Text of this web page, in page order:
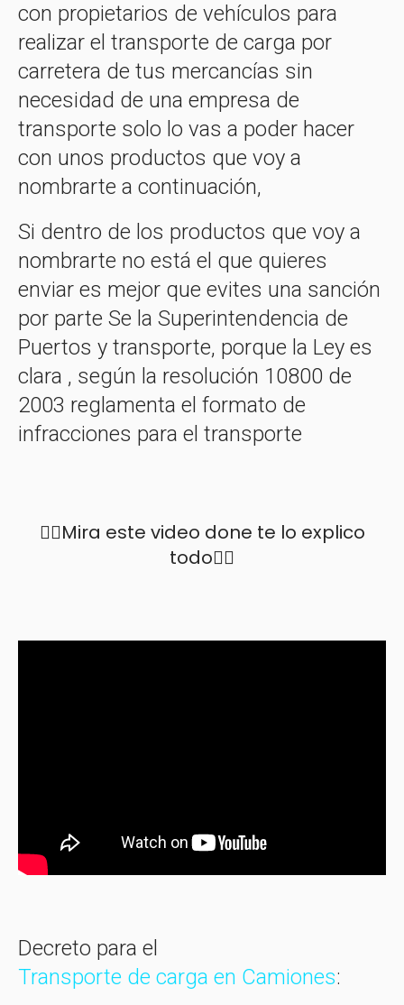
con propietarios de vehículos para
realizar el transporte de carga por
carretera de tus mercancías sin
necesidad de una empresa de
transporte solo lo vas a poder hacer
con unos productos que voy a
nombrarte a continuación,
Si dentro de los productos que voy a
nombrarte no está el que quieres
enviar es mejor que evites una sanción
por parte Se la Superintendencia de
Puertos y transporte, porque la Ley es
clara , según la resolución 10800 de
2003 reglamenta el formato de
infracciones para el transporte
👇🏼Mira este video done te lo explico
todo👇🏼
Decreto para el
Transporte de carga en Camiones: